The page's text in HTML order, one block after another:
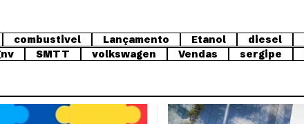
combustivel Lançamento Etanol diesel
SMTT volkswagen Vendas sergipe